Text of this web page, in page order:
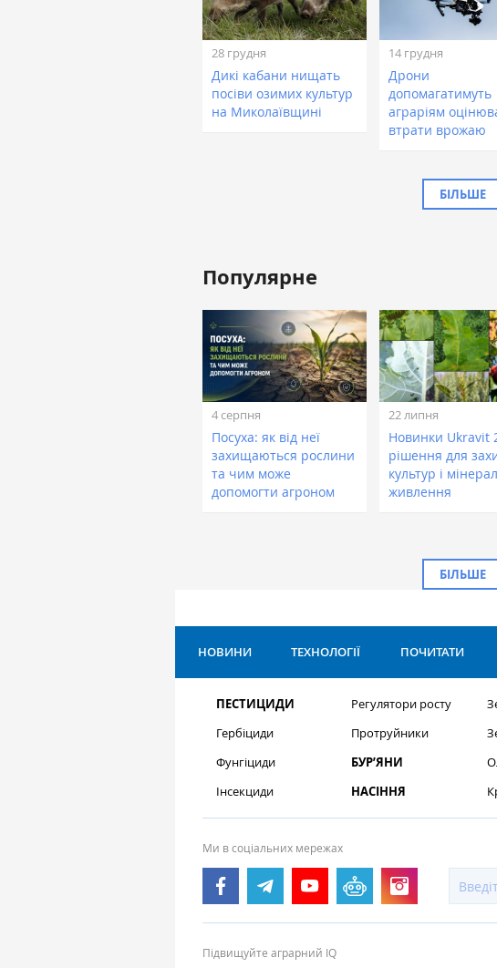
28 грудня
Дикі кабани нищать
посіви озимих культур
на Миколаївщині
14 грудня
Дрони
допомагатимуть
аграріям
втрати врожаю
БІЛЬШЕ
Популярне
4 серпня
Посуха: як від неї
захищаються рослини
та чим може
допомогти агроном
22 липня
Новинки Ukravit
рішення для
культур і
живлення
БІЛЬШЕ
НОВИНИ ТЕХНОЛОГІЇ ПОЧИТАТИ
ПЕСТИЦИДИ
Гербіциди
Фунгіциди
Інсекциди
Регулятори росту
Протруйники
БУР’ЯНИ
НАСІННЯ
Ми в соціальних мережах
Підвищуйте аграрний IQ